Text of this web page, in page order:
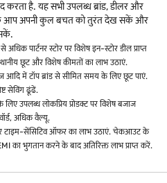
है. यह सभी उपलब्ध ब्रांड, डीलर और
आप अपनी कुल बचत को तुरंत देख सकें और
पार्टनर स्टोर पर विशेष इन-स्टोर डील प्राप्त
छूट और विशेष कीमतों का लाभ उठाएं.
आदि में टॉप ब्रांड से सीमित समय के लिए छूट पाएं.
सेविंग ढूंढें.
उपलब्ध लोकप्रिय प्रोडक्ट पर विशेष बजाज
अधिक वैल्यू.
टाइम-सेंसिटिव ऑफर का लाभ उठाएं. चेकआउट के
का भुगतान करने के बाद अतिरिक्त लाभ प्राप्त करें.